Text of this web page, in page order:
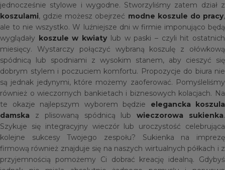
jednocześnie stylowe i wygodne. Stworzyliśmy zatem dział z
koszulami, gdzie możesz obejrzeć modne koszule do pracy,
ale to nie wszystko. W luźniejsze dni w firmie imponująco będą
wyglądały koszule w kwiatylub w paski – czyli hit ostatnich
miesięcy. Wystarczy połączyć wybraną koszulę z ołówkową
spódnicą lub spodniami z wysokim stanem, aby cieszyć się
dobrym stylem i poczuciem komfortu. Propozycje do biura nie
są jednak jedynymi, które możemy zaoferować. Pomyśleliśmy
również o wieczornych bankietach i biznesowych kolacjach. Na
te okazje najlepszym wyborem będzie elegancka koszula
damska z plisowaną spódnicą lubwieczorowa sukienka.
Szykuje się integracyjny wieczór lub uroczystość celebrująca
kolejne sukcesy Twojego zespołu? Sukienka na imprezę
firmową również znajduje się na naszych wirtualnych półkach i z
przyjemnością pomożemy Ci dobrać kreację idealną. Gdybyś